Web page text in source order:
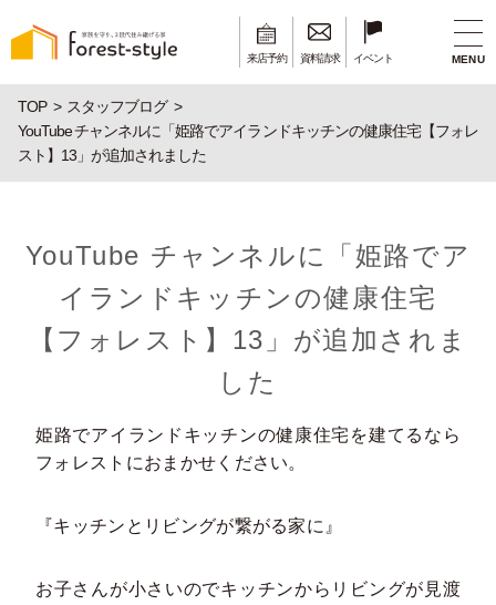
来店予約 資料請求 イベント MENU
TOP
スタッフブログ
YouTube チャンネルに「姫路でアイランドキッチンの健康住宅【フォレ
スト】13」が追加されました
YouTube チャンネルに「姫路でア
イランドキッチンの健康住宅
【フォレスト】13」が追加されま
した
姫路でアイランドキッチンの健康住宅を建てるなら
フォレストにおまかせください。
『キッチンとリビングが繋がる家に』
お子さんが小さいのでキッチンからリビングが見渡